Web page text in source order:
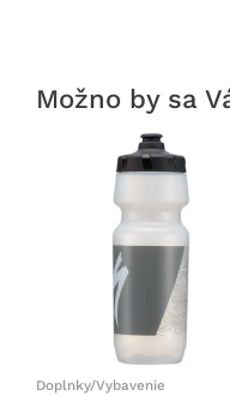
Možno by sa
Doplnky/Vybavenie